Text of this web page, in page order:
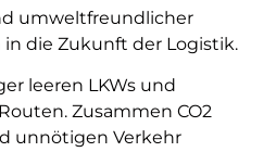
umweltfreundlicher
die Zukunft der Logistik.
leeren LKWs und
Zusammen CO2
unnötigen Verkehr